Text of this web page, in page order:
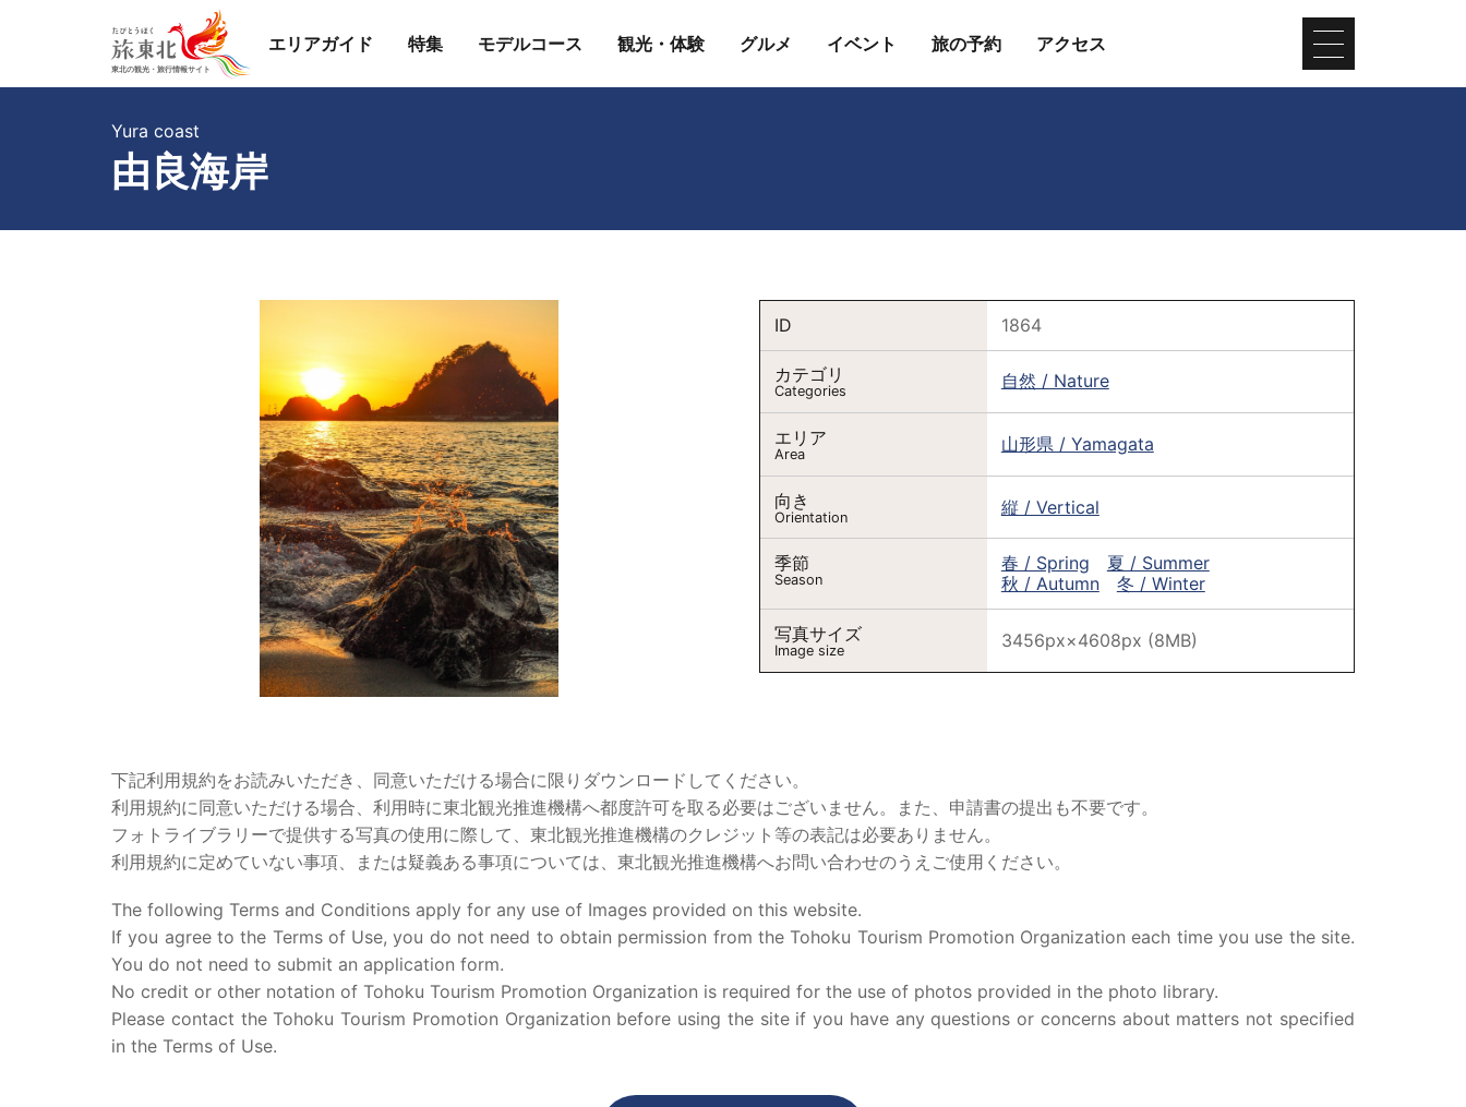
エリアガイド 特集 モデルコース 観光・体験 グルメ イベント 旅の予約 アクセス
由良海岸
Yura coast
ID 1864
カテゴリ
Categories 自然 / Nature
エリア
Area 山形県 / Yamagata
向き
Orientation 縦 / Vertical
季節
Season
春 / Spring
夏 / Summer
秋 / Autumn
冬 / Winter
写真サイズ
Image size 3456px×4608px (8MB)
下記利用規約をお読みいただき、同意いただける場合に限りダウンロードしてください。
利用規約に同意いただける場合、利用時に東北観光推進機構へ都度許可を取る必要はございません。また、申請書の提出も不要です。
フォトライブラリーで提供する写真の使用に際して、東北観光推進機構のクレジット等の表記は必要ありません。
利用規約に定めていない事項、または疑義ある事項については、東北観光推進機構へお問い合わせのうえご使用ください。
The following Terms and Conditions apply for any use of Images provided on this website.
If you agree to the Terms of Use, you do not need to obtain permission from the Tohoku Tourism Promotion Organization each time you use the site.
You do not need to submit an application form.
No credit or other notation of Tohoku Tourism Promotion Organization is required for the use of photos provided in the photo library.
Please contact the Tohoku Tourism Promotion Organization before using the site if you have any questions or concerns about matters not specified
in the Terms of Use.